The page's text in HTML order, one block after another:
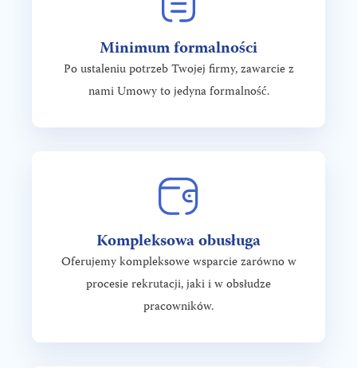
Minimum formalności
Po ustaleniu potrzeb Twojej firmy, zawarcie z
nami Umowy to jedyna formalność.
Kompleksowa obusługa
Oferujemy kompleksowe wsparcie zarówno w
procesie rekrutacji, jaki i w obsłudze
pracowników.